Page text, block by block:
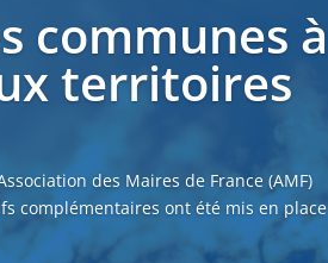
communes à
territoires
des Maires de France (AMF)
complémentaires ont été mis en place